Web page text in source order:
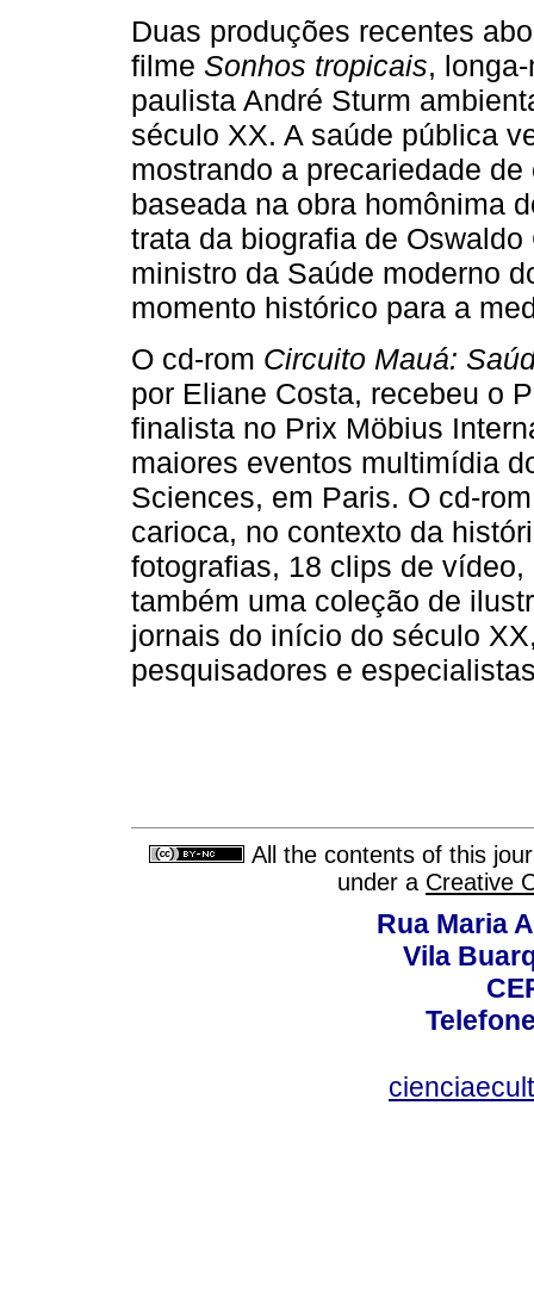
Duas produções recentes
filme Sonhos tropicais,
paulista André Sturm
século XX. A saúde pública
mostrando a precariedade
baseada na obra homônima
trata da biografia de
ministro da Saúde moderno
momento histórico para a
O cd-rom Circuito Mauá:
por Eliane Costa, recebeu o
finalista no Prix Möbius
maiores eventos multimídia
Sciences, em Paris. O cd-
carioca, no contexto da
fotografias, 18 clips de
também uma coleção de
jornais do início do século
pesquisadores e
All the contents of this
under a Creative
Rua Maria
Vila